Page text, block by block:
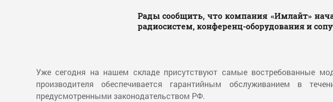
Рады сообщить, что компания «Имлайт»
радиосистем, конференц-оборудования и
Уже сегодня на нашем складе присутствуют самые востребованные
производителя обеспечивается гарантийным обслуживанием в
предусмотренными законодательством РФ.